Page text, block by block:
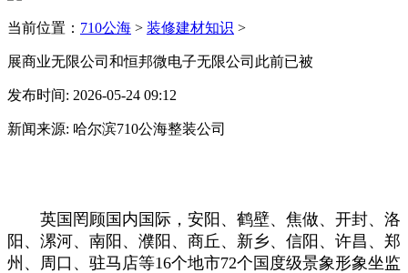
当前位置： 710公海 > 装修建材知识 >
展商业无限公司和恒邦微电子无限公司此前已被
发布时间: 2026-05-24 09:12
新闻来源: 哈尔滨710公海整装公司
英国罔顾国内国际，安阳、鹤壁、焦做、开封、洛
阳、漯河、南阳、濮阳、商丘、新乡、信阳、许昌、郑
州、周口、驻马店等16个地市72个国度级景象形象坐监